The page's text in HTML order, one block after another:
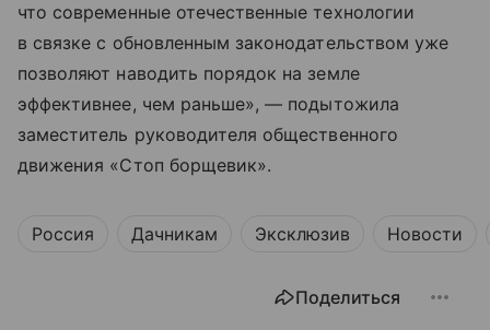
что современные отечественные технологии
в связке с обновленным законодательством уже
позволяют наводить порядок на земле
эффективнее, чем раньше», — подытожила
заместитель руководителя общественного
движения «Стоп борщевик».
Россия Дачникам Эксклюзив Новости
Поделиться